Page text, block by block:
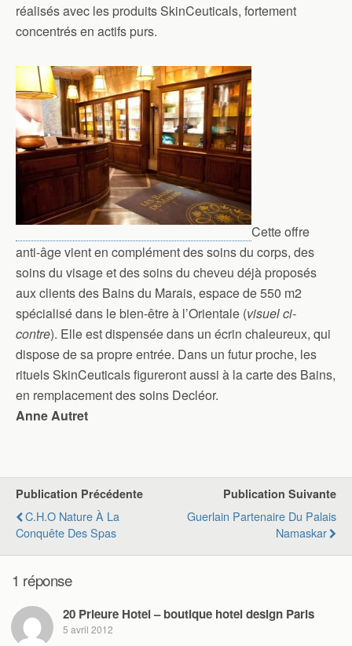
réalisés avec les produits SkinCeuticals, fortement
concentrés en actifs purs.
Cette offre
anti-âge vient en complément des soins du corps, des
soins du visage et des soins du cheveu déjà proposés
aux clients des Bains du Marais, espace de 550 m2
spécialisé dans le bien-être à l’Orientale (visuel ci-
contre). Elle est dispensée dans un écrin chaleureux, qui
dispose de sa propre entrée. Dans un futur proche, les
rituels SkinCeuticals figureront aussi à la carte des Bains,
en remplacement des soins Decléor.
Anne Autret
Publication Précédente
C.H.O Nature À La
Conquête Des Spas
Publication Suivante
Guerlain Partenaire Du Palais
Namaskar
1 réponse
20 Prieure Hotel – boutique hotel design Paris
5 avril 2012